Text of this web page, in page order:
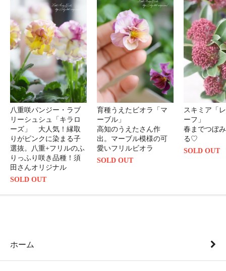
八重咲パンジー・ラブ
リーシュシュ「キラロ
ーズ」 大人気！縁取
りがピンクに染まる子
選抜。八重+フリルのふ
りっふり咲き品種！須
田さんオリジナル
SOLD OUT
育種うえたビオラ「マ
ーブル」
高知のうえたさん作
出。マーブル模様の可
愛いフリルビオラ
SOLD OUT
スキミア「
ーフ」
春までつぼ
る♡
SOLD OUT
ホーム